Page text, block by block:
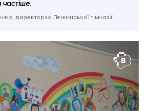
директорка Лежинської гімназії